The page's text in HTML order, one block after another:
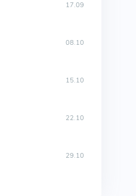
17.09
08.10
15.10
22.10
29.10